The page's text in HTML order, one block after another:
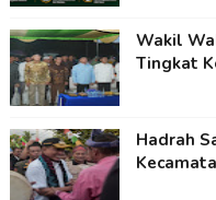
Wakil
Tingkat
Hadrah